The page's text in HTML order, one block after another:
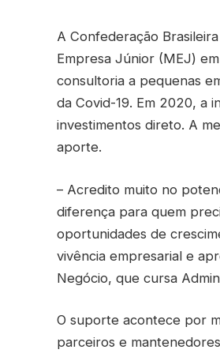
A Confederação
Empresa Júnior (MEJ)
consultoria a pequenas
da Covid-19. Em 2020, a
investimentos direto. A
aporte.
– Acredito muito no
diferença para quem
oportunidades de
vivência empresarial e
Negócio, que cursa
O suporte acontece por
parceiros e